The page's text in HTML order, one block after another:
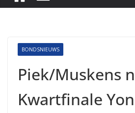
BONDSNIEUWS
Piek/Muskens
Kwartfinale